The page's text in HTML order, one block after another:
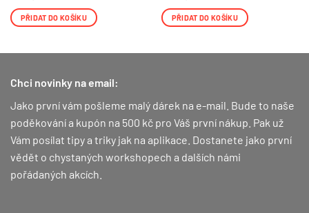
PŘIDAT DO KOŠÍKU PŘIDAT DO KOŠÍKU
Chci novinky na email:
Jako první vám pošleme malý dárek na e-mail. Bude to naše
poděkování a kupón na 500 kč pro Váš první nákup. Pak už
Vám posílat tipy a triky jak na aplikace. Dostanete jako první
vědět o chystaných workshopech a dalších námi
pořádaných akcích.